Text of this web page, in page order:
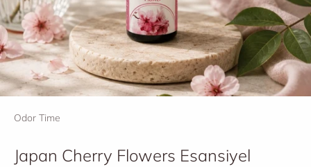
Odor Time
Japan Cherry Flowers Esansiyel